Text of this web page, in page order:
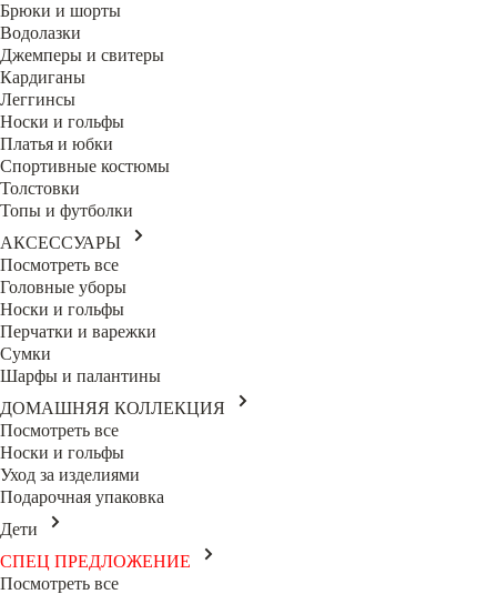
Брюки и шорты
Водолазки
Джемперы и свитеры
Кардиганы
Леггинсы
Носки и гольфы
Платья и юбки
Спортивные костюмы
Толстовки
Топы и футболки
АКСЕССУАРЫ
Посмотреть все
Головные уборы
Носки и гольфы
Перчатки и варежки
Сумки
Шарфы и палантины
ДОМАШНЯЯ КОЛЛЕКЦИЯ
Посмотреть все
Носки и гольфы
Уход за изделиями
Подарочная упаковка
Дети
СПЕЦ ПРЕДЛОЖЕНИЕ
Посмотреть все